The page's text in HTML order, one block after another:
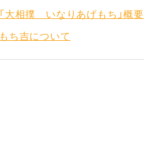
「大相撲 いなりあげもち」概要
もち吉について